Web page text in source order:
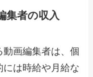
集者の収入
画編集者は、個
には時給や月給な